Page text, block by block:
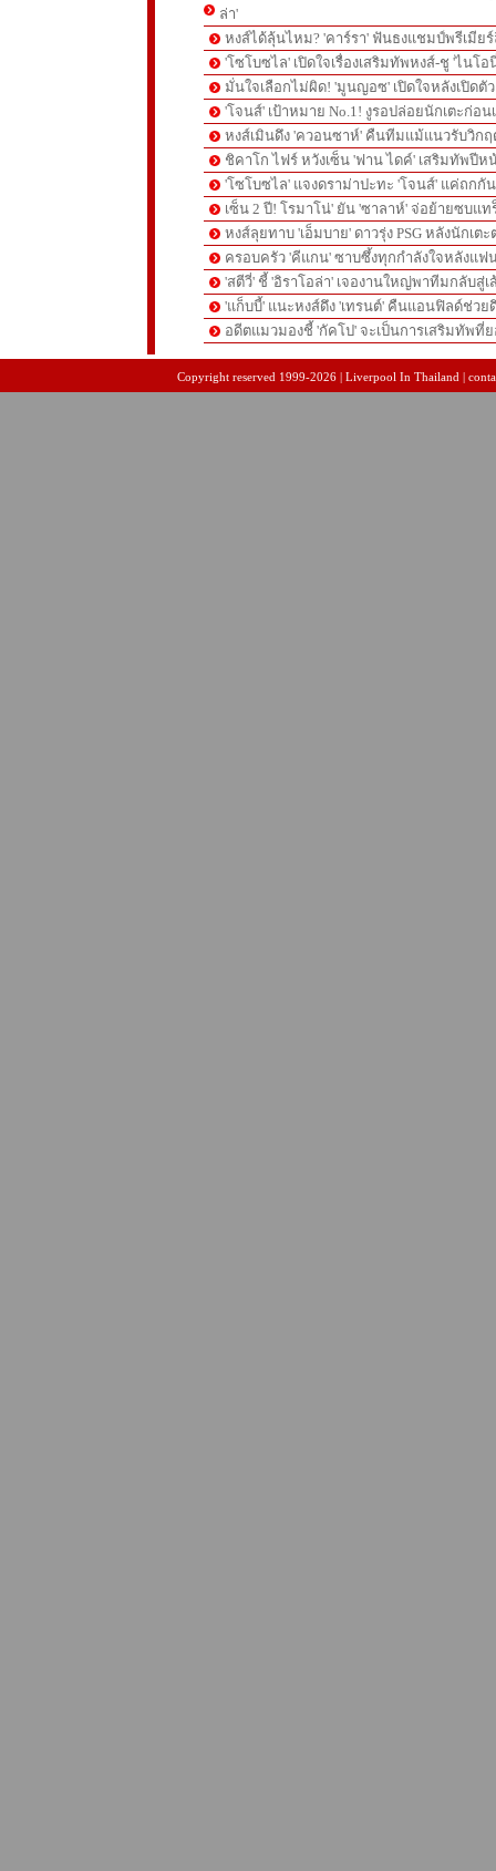
ล่า'
หงส์ได้ลุ้นไหม? 'คาร์รา' ฟันธงแชมป์พรีเมีย
'โซโบซไล' เปิดใจเรื่องเสริมทัพหงส์-ชู 'ไนโ
มั่นใจเลือกไม่ผิด! 'มูนญอซ' เปิดใจหลังเปิดตั
'โจนส์' เป้าหมาย No.1! งูรอปล่อยนักเตะก่อ
หงส์เมินดึง 'ควอนซาห์' คืนทีมแม้แนวรับวิก
ชิคาโก ไฟร์ หวังเซ็น 'ฟาน ไดค์' เสริมทัพปีห
'โซโบซไล' แจงดราม่าปะทะ 'โจนส์' แค่ถกกั
เซ็น 2 ปี! โรมาโน่' ยัน 'ซาลาห์' จ่อย้ายซบแ
หงส์ลุยทาบ 'เอ็มบาย' ดาวรุ่ง PSG หลังนักเต
ครอบครัว 'คีแกน' ซาบซึ้งทุกกำลังใจหลังแฟ
'สตีวี่' ชี้ 'อิราโอล่า' เจองานใหญ่พาทีมกลับสู่
'แก็บบี้' แนะหงส์ดึง 'เทรนต์' คืนแอนฟิลด์ช่วย
อดีตแมวมองชี้ 'กัคโป' จะเป็นการเสริมทัพที่
Copyright reserved 1999-2026 | Liverpool In Thailand |